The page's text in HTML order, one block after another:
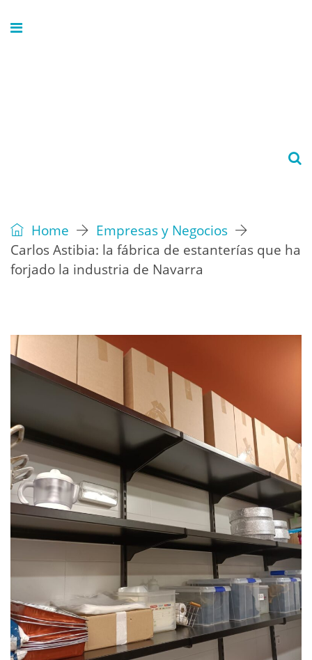
Home
Empresas y Negocios
Carlos Astibia: la fábrica de estanterías que ha
forjado la industria de Navarra